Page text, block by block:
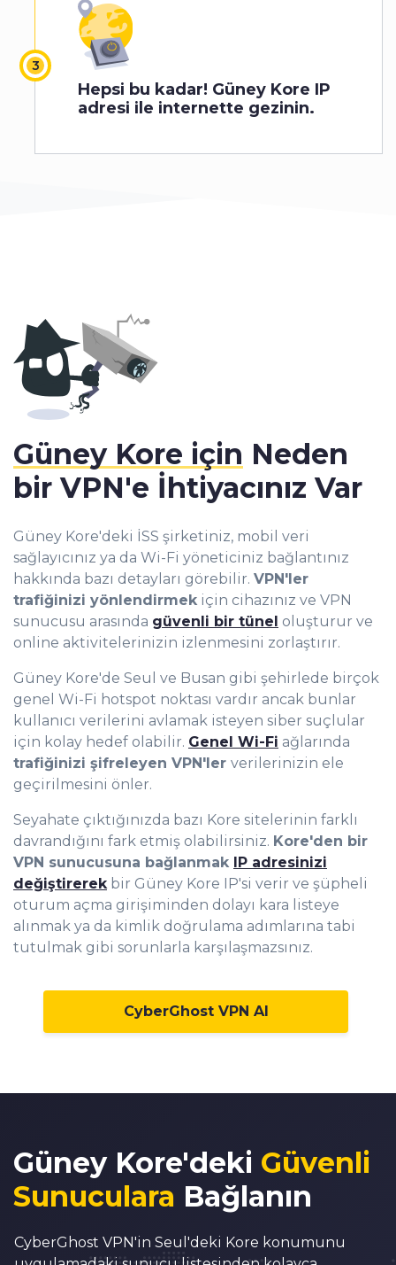
Hepsi bu kadar! Güney Kore IP
adresi ile internette gezinin.
Güney Kore için Neden
bir VPN'e İhtiyacınız Var
Güney Kore'deki İSS şirketiniz, mobil veri
sağlayıcınız ya da Wi-Fi yöneticiniz bağlantınız
hakkında bazı detayları görebilir. VPN'ler
trafiğinizi yönlendirmek için cihazınız ve VPN
sunucusu arasında güvenli bir tünel oluşturur ve
online aktivitelerinizin izlenmesini zorlaştırır.
Güney Kore'de Seul ve Busan gibi şehirlede birçok
genel Wi-Fi hotspot noktası vardır ancak bunlar
kullanıcı verilerini avlamak isteyen siber suçlular
için kolay hedef olabilir. Genel Wi-Fi ağlarında
trafiğinizi şifreleyen VPN'ler verilerinizin ele
geçirilmesini önler.
Seyahate çıktığınızda bazı Kore sitelerinin farklı
davrandığını fark etmiş olabilirsiniz. Kore'den bir
VPN sunucusuna bağlanmak IP adresinizi
değiştirerek bir Güney Kore IP'si verir ve şüpheli
oturum açma girişiminden dolayı kara listeye
alınmak ya da kimlik doğrulama adımlarına tabi
tutulmak gibi sorunlarla karşılaşmazsınız.
CyberGhost VPN Al
Güney Kore'deki Güvenli
Sunuculara Bağlanın
CyberGhost VPN'in Seul'deki Kore konumunu